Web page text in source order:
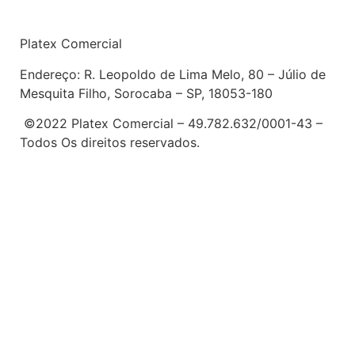
Platex Comercial
Endereço: R. Leopoldo de Lima Melo, 80 – Júlio de
Mesquita Filho, Sorocaba – SP, 18053-180
©2022 Platex Comercial – 49.782.632/0001-43 –
Todos Os direitos reservados.